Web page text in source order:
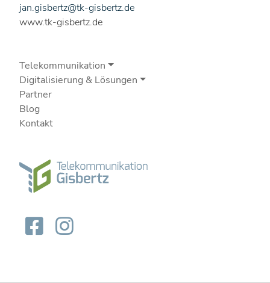
jan.gisbertz@tk-gisbertz.de
www.tk-gisbertz.de
Telekommunikation
Digitalisierung & Lösungen
Partner
Blog
Kontakt